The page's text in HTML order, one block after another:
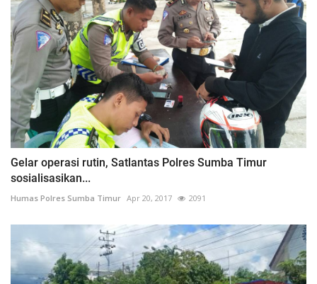
Gelar operasi rutin, Satlantas Polres Sumba Timur
sosialisasikan...
Humas Polres Sumba Timur Apr 20, 2017 2091